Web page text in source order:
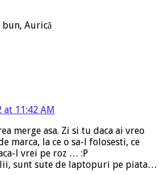
Aurică
11:42 AM
merge asa. Zi si tu daca ai vreo
marca, la ce o sa-l folosesti, ce
l vrei pe roz … :P
sunt sute de laptopuri pe piata…